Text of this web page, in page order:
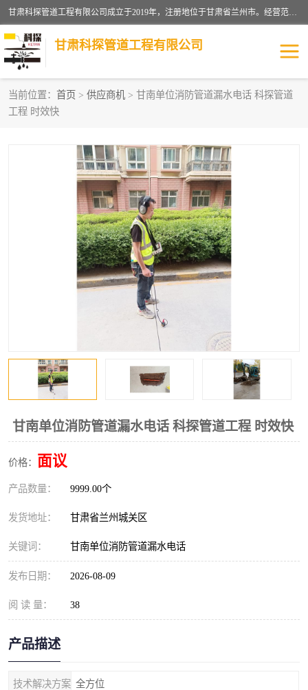
甘肃科探管道工程有限公司成立于2019年，注册地位于甘肃省兰州市。经营范围包括管道安装、清洗、疏通、维修、检测，防水工程，工程钻孔，化粪池清理，暖气安装，给排水管道安装维修，室内外管道如消防、供水、供热管道漏水检测定位，室内外防水堵漏等。
甘肃科探管道工程有限公司
当前位置： 首页 > 供应商机 > 甘南单位消防管道漏水电话 科探管道
工程 时效快
甘南单位消防管道漏水电话 科探管道工程 时效快
价格： 面议
产品数量： 9999.00个
发货地址： 甘肃省兰州城关区
关键词： 甘南单位消防管道漏水电话
发布日期： 2026-08-09
阅 读 量： 38
产品描述
技术解决方案 全方位
管道安装维修
漏水检查维修 消防管道漏水
供热管道漏水 排水管道漏水
自来水管漏水 管道疏通
高压车疏通清淤